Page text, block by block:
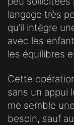
langage très
qu’il intègre
avec les
les équilibres
Cette
sans un appui
me semble
besoin, sauf